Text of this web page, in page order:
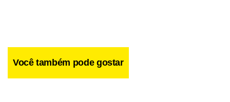
Você também pode gostar